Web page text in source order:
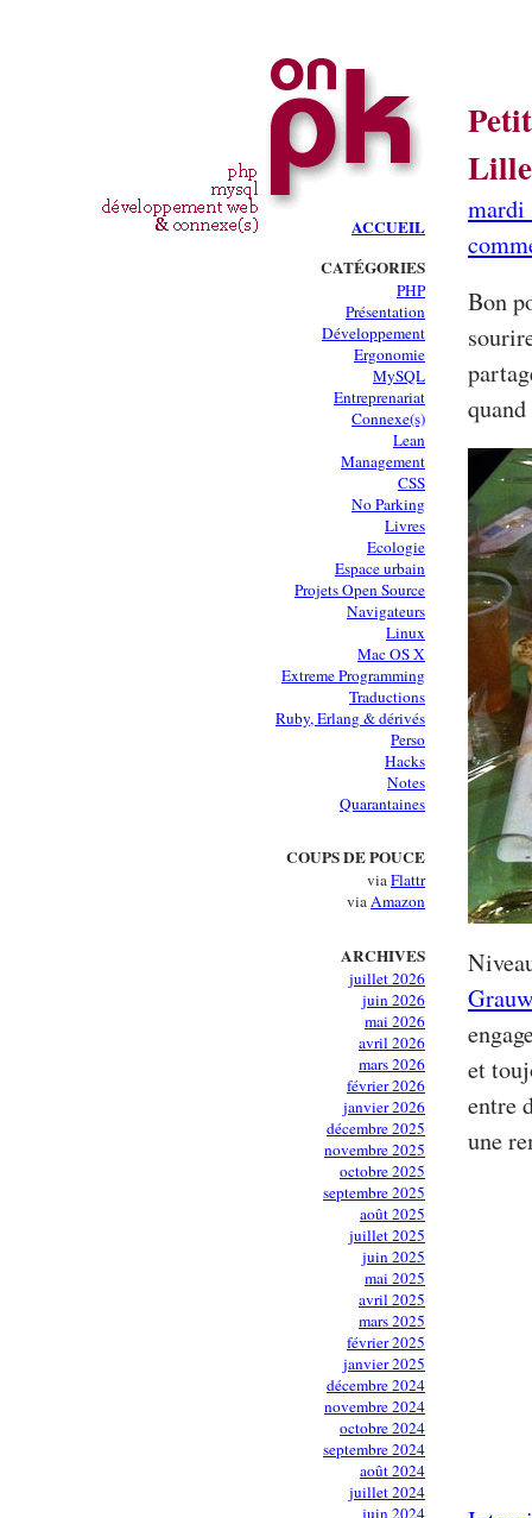
ACCUEIL
CATÉGORIES
PHP
Présentation
Développement
Ergonomie
MySQL
Entreprenariat
Connexe(s)
Lean
Management
CSS
No Parking
Livres
Ecologie
Espace urbain
Projets Open Source
Navigateurs
Linux
Mac OS X
Extreme Programming
Traductions
Ruby, Erlang & dérivés
Perso
Hacks
Notes
Quarantaines
COUPS DE POUCE
viaFlattr
viaAmazon
ARCHIVES
juillet 2026
juin 2026
mai 2026
avril 2026
mars 2026
février 2026
janvier 2026
décembre 2025
novembre 2025
octobre 2025
septembre 2025
août 2025
juillet 2025
juin 2025
mai 2025
avril 2025
mars 2025
février 2025
janvier 2025
décembre 2024
novembre 2024
octobre 2024
septembre 2024
août 2024
juillet 2024
juin 2024
mardi
Bon
et
entre
une